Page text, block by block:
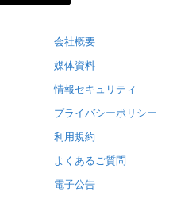
会社概要
媒体資料
情報セキュリティ
プライバシーポリシー
利用規約
よくあるご質問
電子公告